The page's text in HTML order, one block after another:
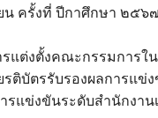
ครั้งที่ ปีกาศึกษา ๒๕
แต่งตั้งคณะกรรมการ
ติบัตรรับรองผลการแ
แข่งขันระดับสำนักงา